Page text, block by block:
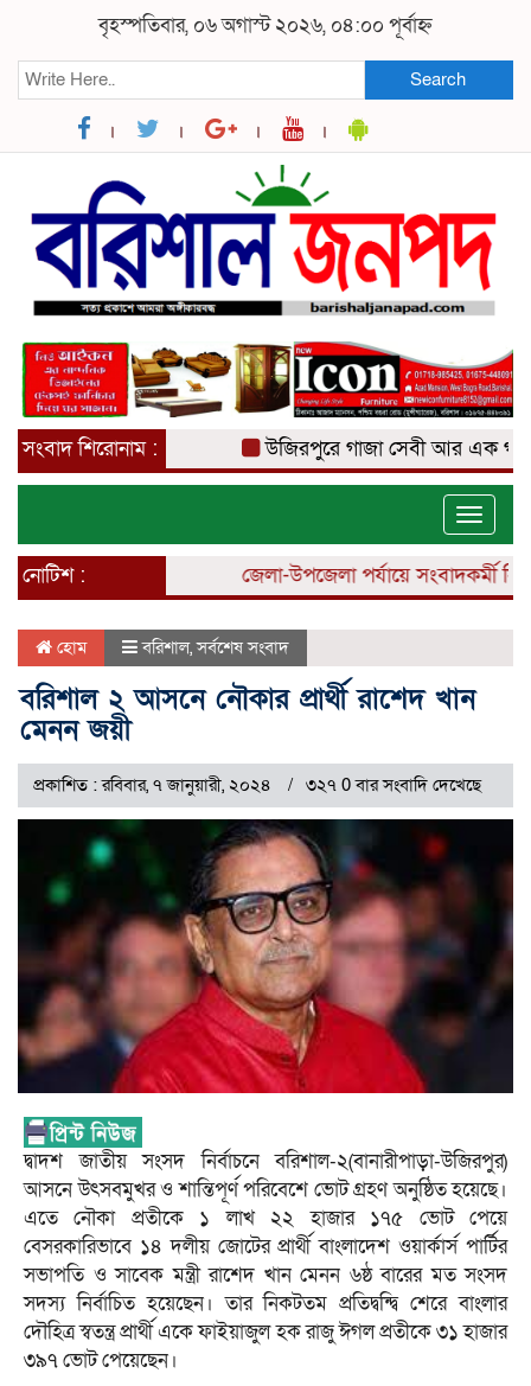
বৃহস্পতিবার, ০৬ অগাস্ট ২০২৬, ০৪:০০ পূর্বাহ্ন
Search
সংবাদ শিরোনাম : উজিরপুরে গাজা সেবী আর এক গাজা
Toggle
নোটিশ :
জেলা-উপজেলা পর্যায়ে সংবাদকর্মী নিয়োগ
হোম বরিশাল,সর্বশেষ সংবাদ
বরিশাল ২ আসনে নৌকার প্রার্থী রাশেদ খান
মেনন জয়ী
প্রকাশিত : রবিবার, ৭ জানুয়ারী, ২০২৪ ৩২৭ 0 বার সংবাদি দেখেছে
দ্বাদশ জাতীয় সংসদ নির্বাচনে বরিশাল-২(বানারীপাড়া-উজিরপুর)
আসনে উৎসবমুখর ও শান্তিপূর্ণ পরিবেশে ভোট গ্রহণ অনুষ্ঠিত হয়েছে।
এতে নৌকা প্রতীকে ১ লাখ ২২ হাজার ১৭৫ ভোট পেয়ে
বেসরকারিভাবে ১৪ দলীয় জোটের প্রার্থী বাংলাদেশ ওয়ার্কার্স পার্টির
সভাপতি ও সাবেক মন্ত্রী রাশেদ খান মেনন ৬ষ্ঠ বারের মত সংসদ
সদস্য নির্বাচিত হয়েছেন। তার নিকটতম প্রতিদ্বন্দ্বি শেরে বাংলার
দৌহিত্র স্বতন্ত্র প্রার্থী একে ফাইয়াজুল হক রাজু ঈগল প্রতীকে ৩১ হাজার
৩৯৭ ভোট পেয়েছেন।